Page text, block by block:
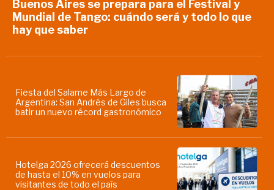
Buenos Aires se prepara para el Festival y
Mundial de Tango: cuándo será y todo lo que
hay que saber
Fiesta del Salame Más Largo de
Argentina: San Andrés de Giles busca
batir un nuevo récord gastronómico
Hotelga 2026 ofrecerá descuentos
de hasta el 10% en vuelos para
visitantes de todo el país